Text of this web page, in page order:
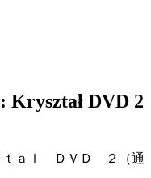
Kryształ DVD 2
ｔａｌ ＤＶＤ ２（通